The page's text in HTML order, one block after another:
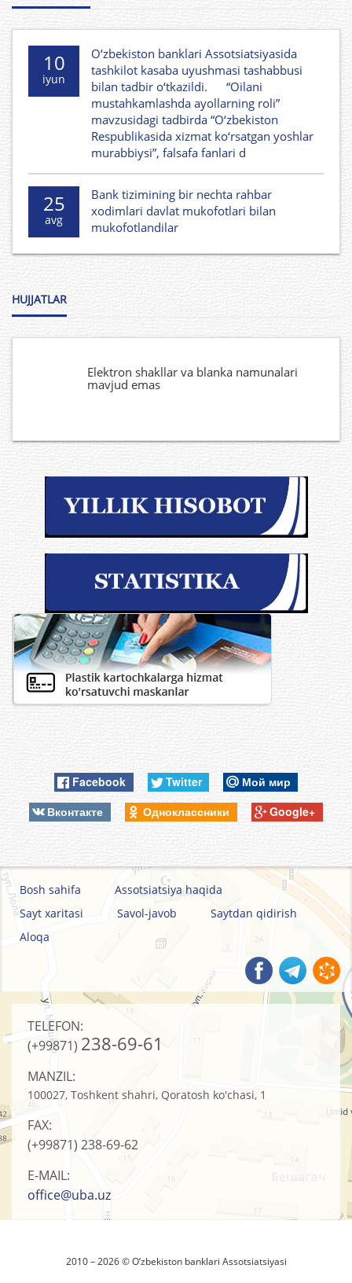
10
iyun
O‘zbekiston banklari Assotsiatsiyasida
tashkilot kasaba uyushmasi tashabbusi
bilan tadbir o‘tkazildi. “Oilani
mustahkamlashda ayollarning roli”
mavzusidagi tadbirda “O‘zbekiston
Respublikasida xizmat ko‘rsatgan yoshlar
murabbiysi”, falsafa fanlari d
25
avg
Bank tizimining bir nechta rahbar
xodimlari davlat mukofotlari bilan
mukofotlandilar
HUJJATLAR
Elektron shakllar va blanka namunalari
mavjud emas
Facebook Twitter
Мой мир
Вконтакте
Одноклассники Google+
Bosh sahifa
Assotsiatsiya haqida
Sayt xaritasi
Savol-javob
Saytdan qidirish
Aloqa
TELEFON:
(+99871) 238-69-61
MANZIL:
100027, Toshkent shahri, Qoratosh ko'chasi, 1
FAX:
(+99871) 238-69-62
E-MAIL:
office@uba.uz
2010 – 2026 © O’zbеkistоn banklari Assоtsiatsiyasi